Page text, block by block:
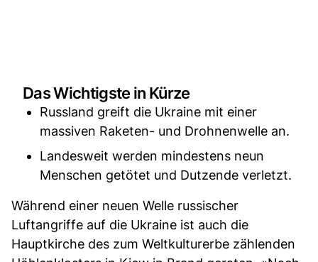
Das Wichtigste in Kürze
Russland greift die Ukraine mit einer
massiven Raketen- und Drohnenwelle an.
Landesweit werden mindestens neun
Menschen getötet und Dutzende verletzt.
Während einer neuen Welle russischer
Luftangriffe auf die Ukraine ist auch die
Hauptkirche des zum Weltkulturerbe zählenden